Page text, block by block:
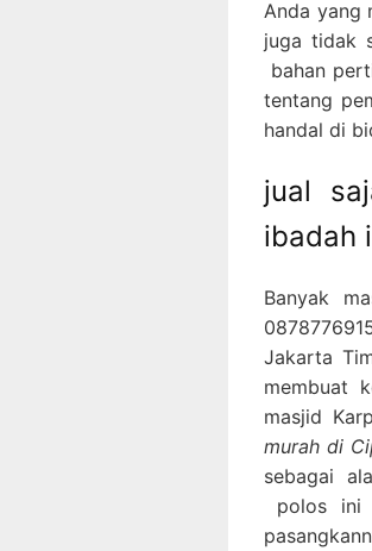
Anda yang
juga tidak
bahan
tentang
handal di
jual
ibadah
Banyak
Jakarta
membuat
masjid
murah di
sebagai
polos ini